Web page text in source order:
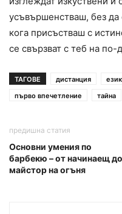
усъвършенстваш, без
кога присъстваш с
се свързват с теб на по-
ТАГОВЕ дистанция
първо впечетление
тайна
предишна статия
Основни умения по
барбекю – от начинаещ до
майстор на огъня